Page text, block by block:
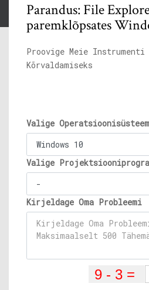
Parandus: File
paremklõpsates
Proovige Meie Instrumenti
Kõrvaldamiseks
Valige Operatsioonisüsteem
Valige
Kirjeldage Oma Probleemi